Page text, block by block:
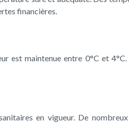
financières.
est maintenue entre 0°C et
en vigueur. De